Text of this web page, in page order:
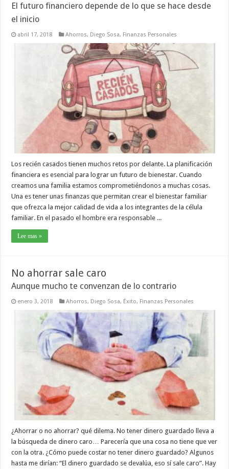
El futuro financiero depende de lo que se hace desde
el inicio
abril 17, 2018 Ahorros, Diego Sosa, Finanzas Personales
Los recién casados tienen muchos retos por delante. La planificación
financiera es esencial para lograr un futuro de bienestar. Cuando
creamos una familia estamos comprometiéndonos a muchas cosas.
Una es tener unas finanzas que permitan crear el bienestar familiar
que ofrezca la mejor calidad de vida a los integrantes de la célula
familiar. En el pasado el hombre era responsable ...
Lee mas »
No ahorrar sale caro
Aunque mucho te convenzan de lo contrario
enero 3, 2018 Ahorros, Diego Sosa, Éxito, Finanzas Personales
¿Ahorrar o no ahorrar? qué dilema. No tener dinero guardado lleva a
la búsqueda de dinero caro… Parecería que una cosa no tiene que ver
con la otra. ¿Cómo puede costar no tener dinero guardado? Algunos
hasta me dirían: “El dinero guardado se devalúa, eso sí sale caro”. Hay